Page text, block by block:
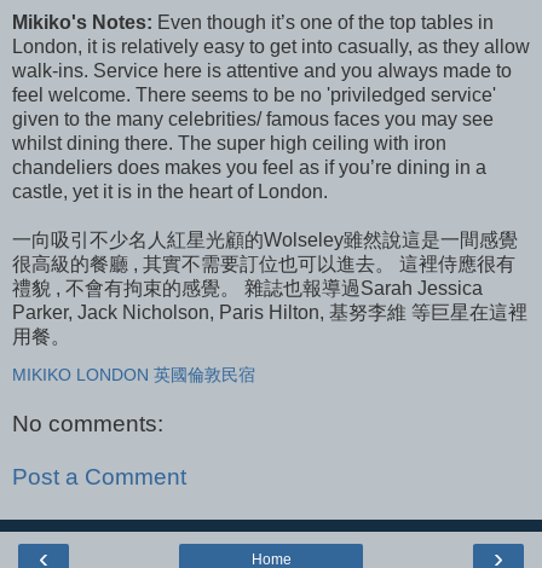
Mikiko's Notes: Even though it’s one of the top tables in
London, it is relatively easy to get into casually, as they allow
walk-ins. Service here is attentive and you always made to
feel welcome. There seems to be no 'priviledged service'
given to the many celebrities/ famous faces you may see
whilst dining there. The super high ceiling with iron
chandeliers does makes you feel as if you’re dining in a
castle, yet it is in the heart of London.
一向吸引不少名人紅星光顧的Wolseley雖然說這是一間感覺
很高級的餐廳 , 其實不需要訂位也可以進去。 這裡侍應很有
禮貌 , 不會有拘束的感覺。 雜誌也報導過Sarah Jessica
Parker, Jack Nicholson, Paris Hilton, 基努李維 等巨星在這裡
用餐。
MIKIKO LONDON 英國倫敦民宿
No comments:
Post a Comment
‹ ›
Home